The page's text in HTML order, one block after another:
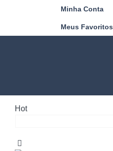
Minha Conta
Meus Favoritos
Hot